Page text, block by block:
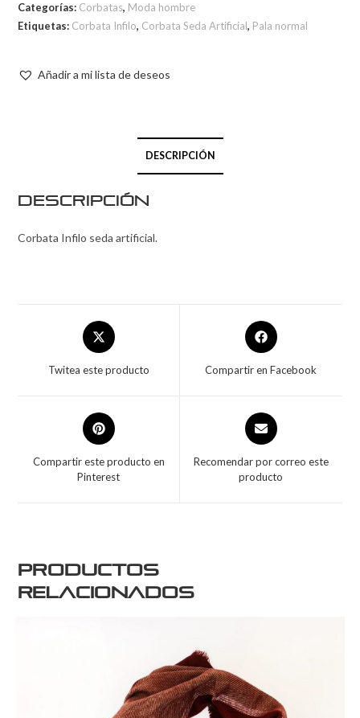
Categorías: Corbatas, Moda hombre
Etiquetas: Corbata Infilo, Corbata Seda Artificial, Pala normal
Añadir a mi lista de deseos
DESCRIPCIÓN
Descripción
Corbata Infilo seda artificial.
Twitea este producto Compartir en Facebook
Compartir este producto en
Pinterest
Recomendar por correo este
producto
Productos
relacionados